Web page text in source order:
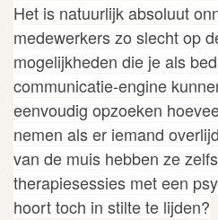
Het is natuurlijk absoluut
medewerkers zo slecht op
mogelijkheden die je als
communicatie-engine
eenvoudig opzoeken
nemen als er iemand
van de muis hebben ze
therapiesessies met een
hoort toch in stilte te lijden?